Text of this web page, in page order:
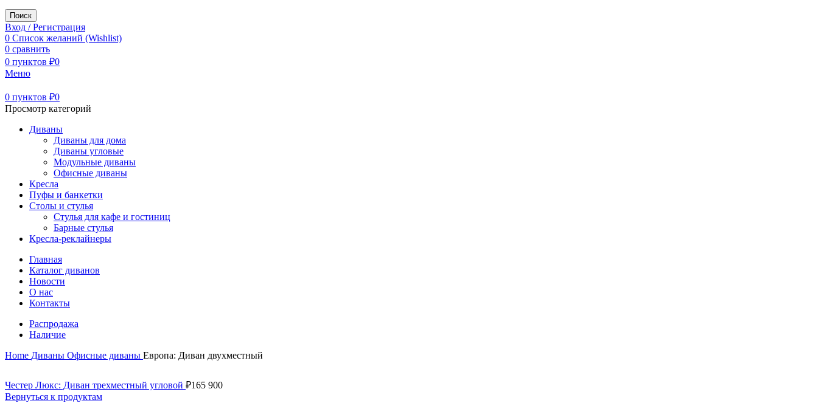
Поиск
Вход / Регистрация
0 Список желаний (Wishlist)
0 сравнить
0 пунктов ₽0
Меню
0 пунктов ₽0
Просмотр категорий
Диваны
Диваны для дома
Диваны угловые
Модульные диваны
Офисные диваны
Кресла
Пуфы и банкетки
Столы и стулья
Стулья для кафе и гостиниц
Барные стулья
Кресла-реклайнеры
Главная
Каталог диванов
Новости
О нас
Контакты
Распродажа
Наличие
Home Диваны Офисные диваны Европа: Диван двухместный
Честер Люкс: Диван трехместный угловой ₽165 900
Вернуться к продуктам